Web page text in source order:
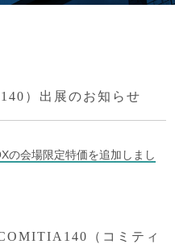
）出展のお知らせ
の会場限定特価を追加しまし
（コミティ